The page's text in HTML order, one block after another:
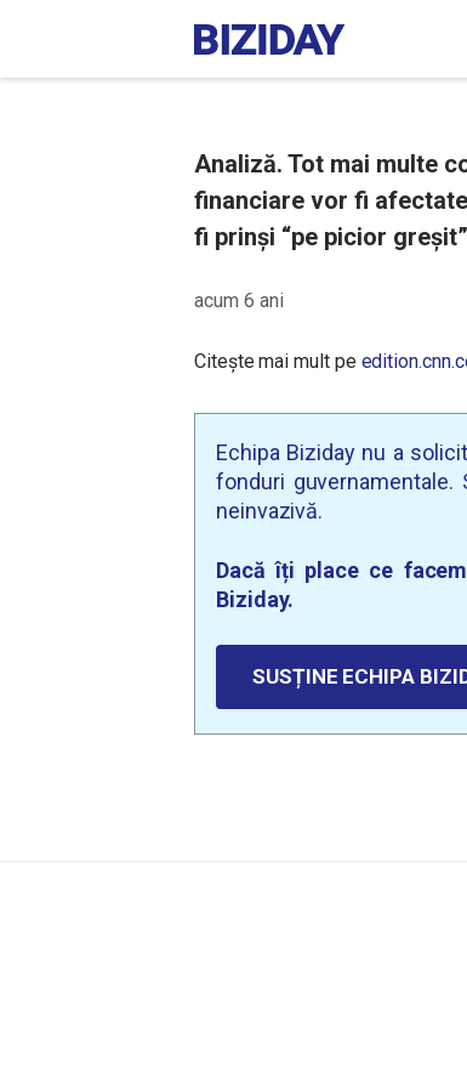
Analiză. Tot mai multe
financiare vor fi
fi prinși “pe picior
acum 6 ani
Citește mai mult pe
Echipa Biziday nu a
fonduri guvernamentale.
neinvazivă.
Dacă îți place ce
Biziday.
SUSȚINE ECHIPA